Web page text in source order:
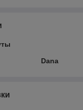
Dana